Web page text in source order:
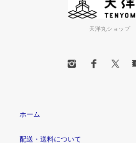
天洋丸ショップ
ホーム
配送・送料について